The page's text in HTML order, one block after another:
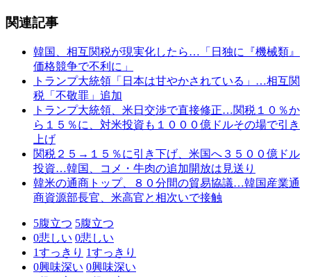
関連記事
韓国、相互関税が現実化したら…「日独に『機械類』
価格競争で不利に」
トランプ大統領「日本は甘やかされている」…相互関
税「不敬罪」追加
トランプ大統領、米日交渉で直接修正…関税１０％か
ら１５％に、対米投資も１０００億ドルその場で引き
上げ
関税２５→１５％に引き下げ、米国へ３５００億ドル
投資…韓国、コメ・牛肉の追加開放は見送り
韓米の通商トップ、８０分間の貿易協議…韓国産業通
商資源部長官、米高官と相次いで接触
5腹立つ 5腹立つ
0悲しい 0悲しい
1すっきり 1すっきり
0興味深い 0興味深い